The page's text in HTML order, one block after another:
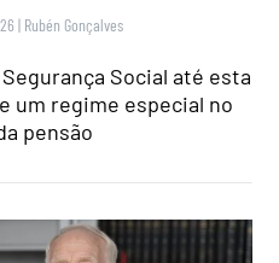
| Rubén Gonçalves
Social até esta
um regime especial no
pensão